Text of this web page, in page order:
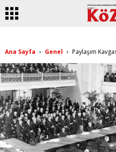
Ana Sayfa Genel Paylaşım